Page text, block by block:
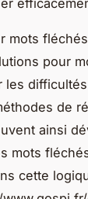
mots
pour
les
de
ainsi
mots
cette